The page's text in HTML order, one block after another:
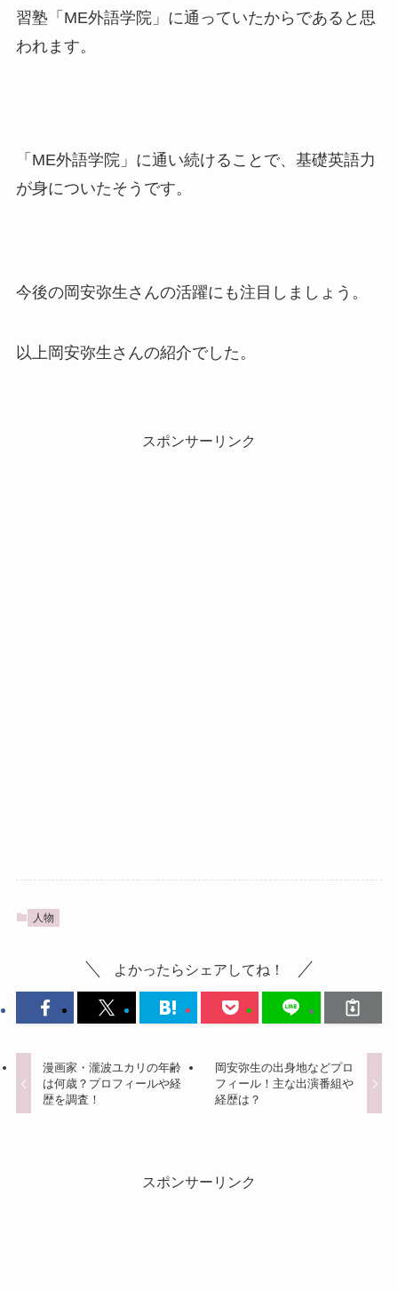
習塾「ME外語学院」に通っていたからであると思
われます。
「ME外語学院」に通い続けることで、基礎英語力
が身についたそうです。
今後の岡安弥生さんの活躍にも注目しましょう。
以上岡安弥生さんの紹介でした。
スポンサーリンク
人物
よかったらシェアしてね！
漫画家・瀧波ユカリの年齢
は何歳？プロフィールや経
歴を調査！
岡安弥生の出身地などプロ
フィール！主な出演番組や
経歴は？
スポンサーリンク